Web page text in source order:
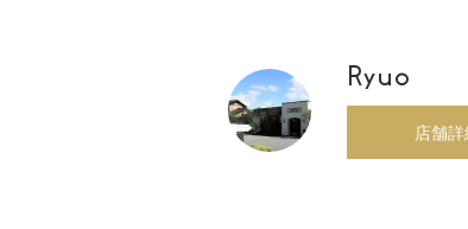
Ryuo
店舗